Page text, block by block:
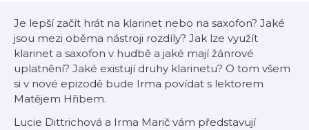
Je lepší začít hrát na klarinet nebo na saxofon? Jaké
jsou mezi oběma nástroji rozdíly? Jak lze využít
klarinet a saxofon v hudbě a jaké mají žánrové
uplatnění? Jaké existují druhy klarinetu? O tom všem
si v nové epizodě bude Irma povídat s lektorem
Matějem Hřibem.
Lucie Dittrichová a Irma Marič vám představují